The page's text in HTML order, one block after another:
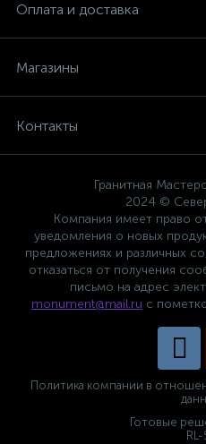
Оплата и доставка
Магазины
Контакты
Гранитная
2024 ©
Компания имеет право
уведомления о новых
предложениях и различных
отказаться от получения
письмо на адрес
monument@mail.ru с
Политика компании в
Готовые